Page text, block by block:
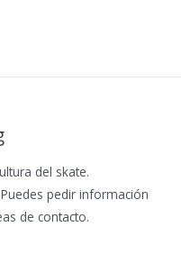
del skate.
pedir información
de contacto.